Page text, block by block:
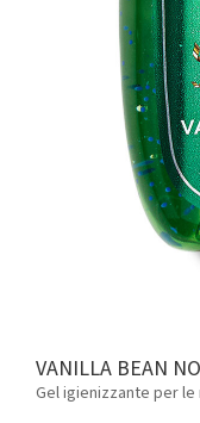
VANILLA BEAN
Gel igienizzante per le